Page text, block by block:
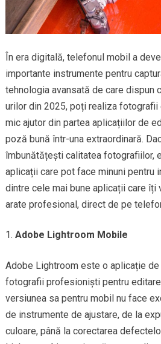
În era digitală, telefonul mobil a
importante instrumente pentru
tehnologia avansată de care dispun
urilor din 2025, poți realiza fotografii
mic ajutor din partea aplicațiilor de
poză bună într-una extraordinară.
îmbunătățești calitatea fotografiilor,
aplicații care pot face minuni pentru
dintre cele mai bune aplicații care îți
arate profesional, direct de pe
Adobe Lightroom Mobile
Adobe Lightroom este o aplicație
fotografii profesioniști pentru
versiunea sa pentru mobil nu face
de instrumente de ajustare, de la
culoare, până la corectarea